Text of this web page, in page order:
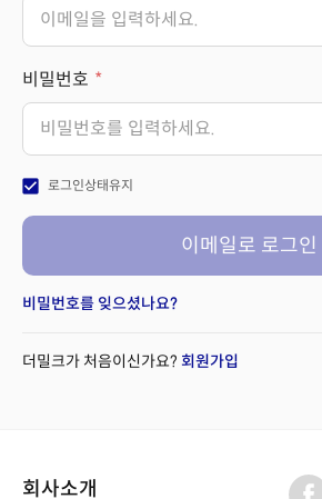
비밀번호
check_box 로그인상태유지
이메일로 로그인
비밀번호를 잊으셨나요?
더밀크가 처음이신가요? 회원가입
회사소개